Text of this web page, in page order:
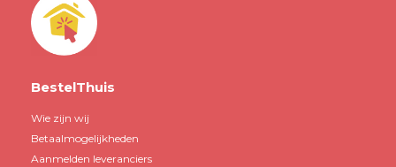
BestelThuis
Wie zijn wij
Betaalmogelijkheden
Aanmelden leveranciers